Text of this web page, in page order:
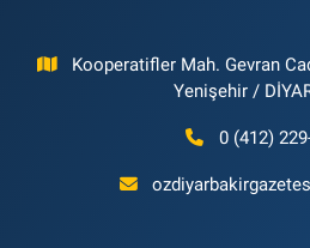
Kooperatifler Mah. Gevran
Yenişehir /
0 (412)